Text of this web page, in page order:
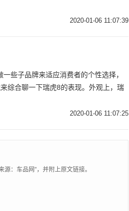
2020-01-06 11:07:39
些子品牌来适应消费者的个性选择，
综合聊一下瑞虎8的表现。外观上，瑞
2020-01-06 11:07:25
：车品网”，并附上原文链接。